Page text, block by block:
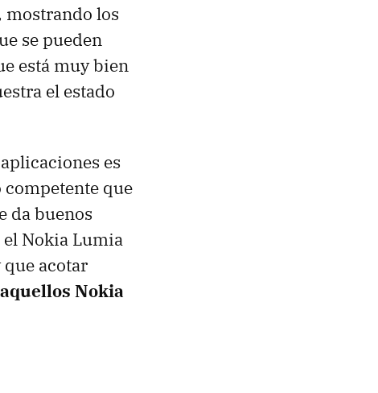
mostrando los
se pueden
está muy bien
el estado
es
competente que
da buenos
Nokia Lumia
acotar
Nokia